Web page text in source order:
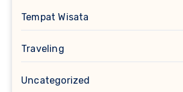
Tempat Wisata
Traveling
Uncategorized